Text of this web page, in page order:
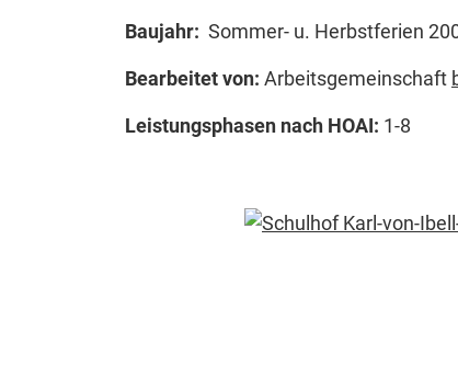
Baujahr: Sommer- u. Herbstferien
Bearbeitet von: Arbeitsgemeinschaft
Leistungsphasen nach HOAI: 1-8